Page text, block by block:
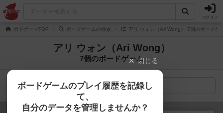
ログイン
ボドゲーマTOP ボードゲームの検索 アリ ウォン（Ari Wong） 7個のボードゲ
アリ ウォン（Ari Wong）
7個のボードゲーム
検索メニュー
閉じる
ボードゲームのプレイ履歴を記録し
て、
自分のデータを管理しませんか？